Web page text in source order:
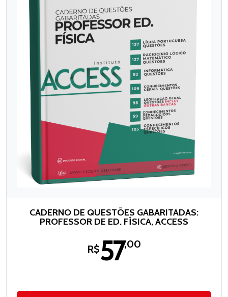
CADERNO DE QUESTÕES GABARITADAS:
PROFESSOR DE ED. FÍSICA, ACCESS
R$57,00